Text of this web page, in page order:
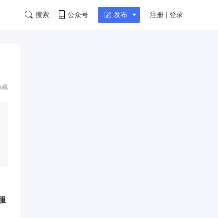
搜索 公众号 发布 注册 | 登录
藏